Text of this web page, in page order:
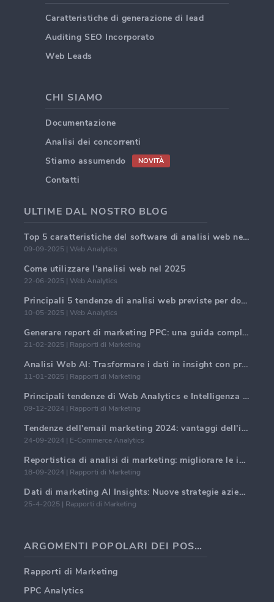
Caratteristiche di generazione di lead
Auditing SEO Incorporato
Web Leads
CHI SIAMO
Documentazione
Analisi dei concorrenti
Stiamo assumendo
NOVITÀ
Contatti
ULTIME DAL NOSTRO BLOG
Top 5 caratteristiche del software di analisi web nel 2025
09-09-2025 | Web Analytics
Come utilizzare l'analisi web nel 2025
22-06-2025 | Web Analytics
Principali 5 tendenze di analisi web previste per dominare nel 2025
10-05-2025 | Web Analytics
Generare report di marketing PPC: una guida completa
21-02-2025 | Rapporti di Marketing
Analisi Web AI: Trasformare i dati in insight con precisione
11-01-2025 | Rapporti di Marketing
Principali tendenze di Web Analytics e Intelligenza Artificiale nel 2024
09-12-2024 | Rapporti di Marketing
Tendenze dell'email marketing 2024: vantaggi dell'iper-personalizzazione
24-09-2024 | E-Commerce Analytics
Reportistica di analisi di marketing: migliorare le intuizioni aziendali
18-09-2024 | Rapporti di Marketing
Dati di marketing AI Insights: Nuove strategie aziendali per il 2024
25-4-2025 | Rapporti di Marketing
ARGOMENTI POPOLARI DEI POST DEI BLOG
Rapporti di Marketing
PPC Analytics